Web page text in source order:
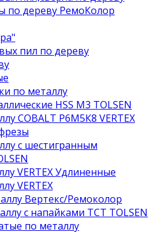
по дереву РемоКолор
пил по дереву
по металлу
HSS M3 TOLSEN
COBALT Р6М5К8 VERTEX
с шестигранным
VERTEX Удлиненные
VERTEX
Вертекс/Ремоколор
с напайками TCT TOLSEN
по металлу